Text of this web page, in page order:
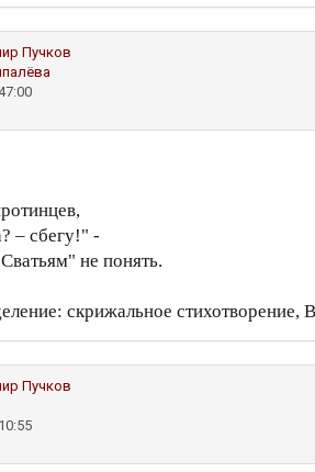
Пучков
– сбегу!" -
не понять.
скрижальное стихотворение,
Пучков